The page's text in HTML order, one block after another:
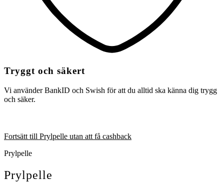
Tryggt och säkert
Vi använder BankID och Swish för att du alltid ska känna dig trygg
och säker.
Fortsätt till Prylpelle utan att få cashback
Prylpelle
Prylpelle